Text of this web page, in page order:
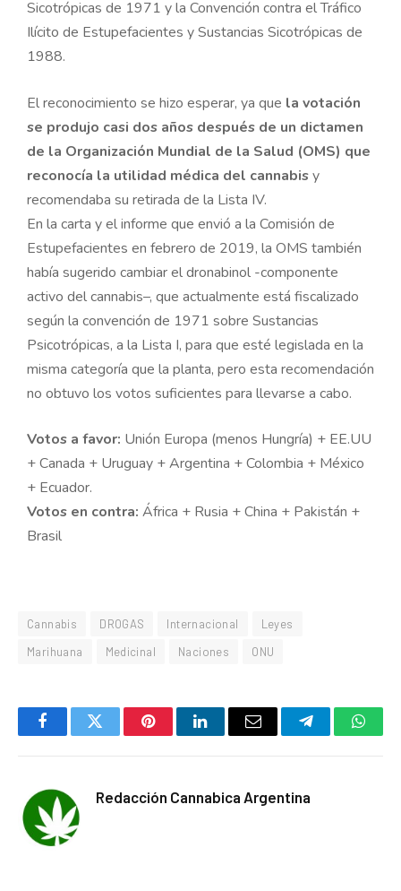
Sicotrópicas de 1971 y la Convención contra el Tráfico
Ilícito de Estupefacientes y Sustancias Sicotrópicas de
1988.
El reconocimiento se hizo esperar, ya que la votación
se produjo casi dos años después de un dictamen
de la Organización Mundial de la Salud (OMS) que
reconocía la utilidad médica del cannabisy
recomendaba su retirada de la Lista IV.
En la carta y el informe que envió a la Comisión de
Estupefacientes en febrero de 2019, la OMS también
había sugerido cambiar el dronabinol -componente
activo del cannabis–, que actualmente está fiscalizado
según la convención de 1971 sobre Sustancias
Psicotrópicas, a la Lista I, para que esté legislada en la
misma categoría que la planta, pero esta recomendación
no obtuvo los votos suficientes para llevarse a cabo.
Votos a favor: Unión Europa (menos Hungría) + EE.UU
+ Canada + Uruguay + Argentina + Colombia + México
+ Ecuador.
Votos en contra: África + Rusia + China + Pakistán +
Brasil
Cannabis DROGAS Internacional
Leyes
Marihuana
Medicinal Naciones ONU
FacebookTwitter PinterestLinkedInEmail Telegram
Redacción Cannabica Argentina